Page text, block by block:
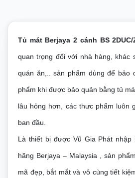
Tủ mát Berjaya 2 cánh BS 2DUC/
quan trọng đối với nhà hàng, khác
quán ăn,.. sản phẩm dùng để bảo
phẩm khi được bảo quản bằng tủ
lâu hỏng hơn, các thưc phẩm luôn
ban đầu.
Là thiết bị được Vũ Gia Phát nhập
hãng Berjaya – Malaysia , sản
mã đẹp, bắt mắt và vô cùng tiết